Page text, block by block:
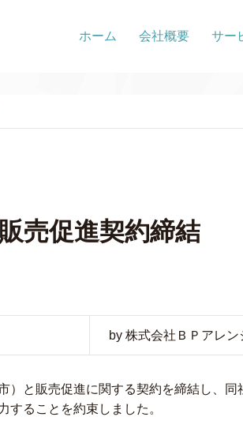
ホーム 会社概要 サー
売促進契約締結
by 株式会社ＢＰアレン
）と販売促進に関する契約を締結し、同
することを約束しました。